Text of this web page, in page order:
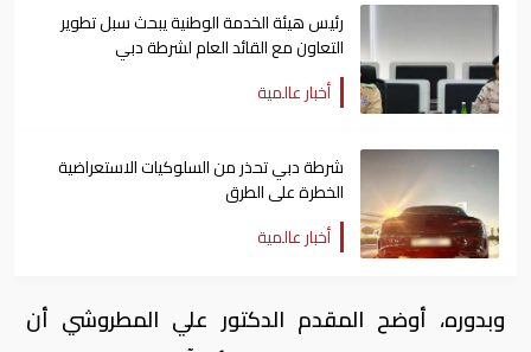
رئيس هيئة الخدمة الوطنية يبحث سبل تطوير
التعاون مع القائد العام لشرطة دبي
أخبار عالمية
شرطة دبي تحذر من السلوكيات الاستعراضية
الخطرة على الطرق
أخبار عالمية
وبدوره، أوضح المقدم الدكتور علي المطروشي أن